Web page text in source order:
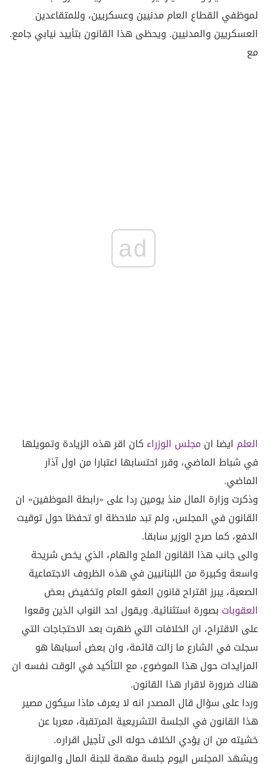
لموظفي القطاع العام مدنيين وعسكريين، وللمتقاعدين
العسكريين والمدنيين. ويحظى هذا القانون بتأييد نيابي جامع.
مع
ad
العلم ايضا انمجلس الوزراء كان اقر هذه الزيادة وتمويلها
في شباط الماضي، وقرر احتسابها اعتبارا من اول آذار
الماضي.
وذكرت وزارة المال منذ يومين ردا على «رابطة الموظفين» ان
القانون في المجلس، ولم تبد ملاحظة او تحفظا حول توقيت
الدفع، كما صرح الوزير سابقا.
والى جانب هذا القانون الملح والهام، الذي يخص شريحة
واسعة وكبيرة من اللبنانيين في هذه الظروف الاجتماعية
الصعبة، يبرز اقتراح قانون العفو العام وتخفيض بعض
العقوبات بصورة استثنائية. ويقول احد النواب الذين وقعوا
على الاقتراح، ان الخلافات التي ظهرت بعد الاحتجاجات التي
سجلت في الشارع ما زالت قائمة، وان بعض أسبابها هو
المزايدات حول هذا الموضوع، مع التأكيد في الوقت نفسه ان
هناك ضرورة لاقرار هذا القانون.
وردا على سؤال قال المصدر انه لا يعرف ماذا سيكون مصير
هذا القانون في الجلسة التشريعية المرتقبة، معربا عن
خشيته من ان يؤدي الخلاف حوله الى تأجيل اقراره.
ويشهد المجلس اليوم جلسة مهمة للجنة المال والموازنة